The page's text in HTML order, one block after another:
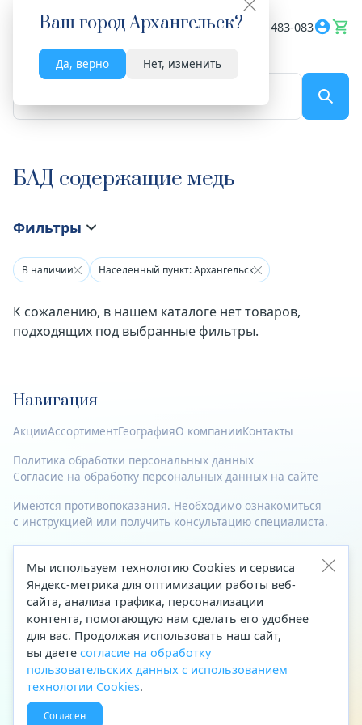
Ваш городАрхангельск?
Да, верно Нет, изменить
Весь сайт 8182 483-083
БАД содержащие медь
Фильтры
В наличии Населенный пункт: Архангельск
К сожалению, в нашем каталоге нет товаров,
подходящих под выбранные фильтры.
Навигация
АкцииАссортиментГеографияО компанииКонтакты
Политика обработки персональных данных
Согласие на обработку персональных данных на сайте
Имеются противопоказания. Необходимо ознакомиться
с инструкцией или получить консультацию специалиста.
© 2023—2026 Все права защищены.
Адрес
Архангельск, ул. Папанина, д. 19 (вход в здание со стороны
автоцентра «Тойота»)
Приемная Генерального директора
Телефон
+7 (8182) 63-60-31
Факс
+7 (8182) 68-66-71
Эл. почта
office@aptekaf.ru
Мы используем технологию Cookies и сервиса
Яндекс-метрика для оптимизации работы веб-
сайта, анализа трафика, персонализации
контента, помогающую нам сделать его удобнее
для вас. Продолжая использовать наш сайт,
вы даете согласие на обработку
пользовательских данных с использованием
технологии Cookies.
Согласен